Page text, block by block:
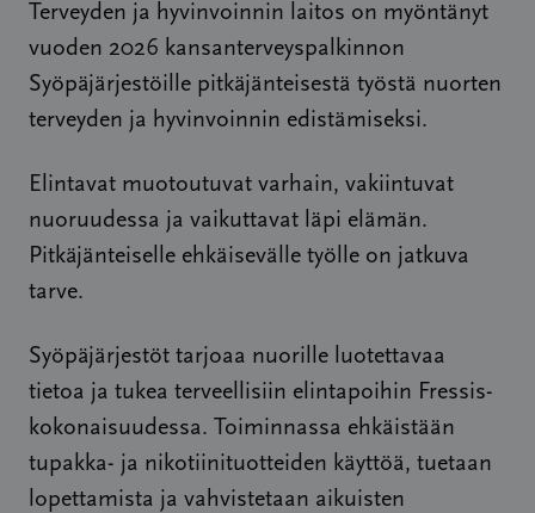
Terveyden ja hyvinvoinnin laitos on myöntänyt
vuoden 2026 kansanterveyspalkinnon
Syöpäjärjestöille pitkäjänteisestä työstä nuorten
terveyden ja hyvinvoinnin edistämiseksi.
Elintavat muotoutuvat varhain, vakiintuvat
nuoruudessa ja vaikuttavat läpi elämän.
Pitkäjänteiselle ehkäisevälle työlle on jatkuva
tarve.
Syöpäjärjestöt tarjoaa nuorille luotettavaa
tietoa ja tukea terveellisiin elintapoihin Fressis-
kokonaisuudessa. Toiminnassa ehkäistään
tupakka- ja nikotiinituotteiden käyttöä, tuetaan
lopettamista ja vahvistetaan aikuisten